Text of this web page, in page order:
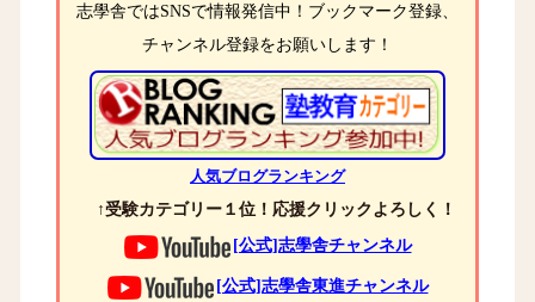
志學舎ではSNSで情報発信中！ブックマーク登録、
チャンネル登録をお願いします！
人気ブログランキング
↑受験カテゴリー１位！応援クリックよろしく！
[公式]志學舎チャンネル
[公式]志學舎東進チャンネル